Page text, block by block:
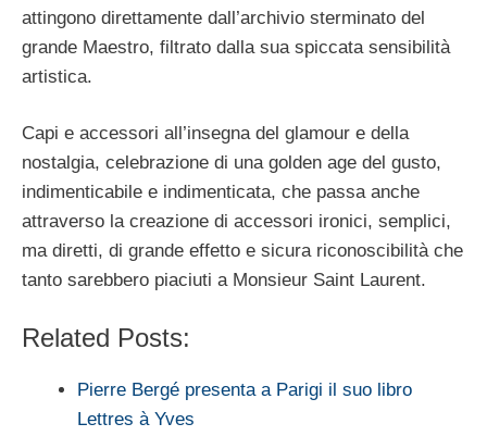
attingono direttamente dall’archivio sterminato del
grande Maestro, filtrato dalla sua spiccata sensibilità
artistica.
Capi e accessori all’insegna del glamour e della
nostalgia, celebrazione di una golden age del gusto,
indimenticabile e indimenticata, che passa anche
attraverso la creazione di accessori ironici, semplici,
ma diretti, di grande effetto e sicura riconoscibilità che
tanto sarebbero piaciuti a Monsieur Saint Laurent.
Related Posts:
Pierre Bergé presenta a Parigi il suo libro
Lettres à Yves